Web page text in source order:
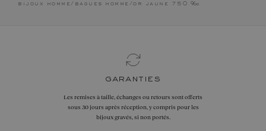
bijoux homme / bagues homme / or jaune 750 ‰
garanties
Les remises à taille, échanges ou retours sont offerts
sous 30 jours après réception, y compris pour les
bijoux gravés, si non portés.